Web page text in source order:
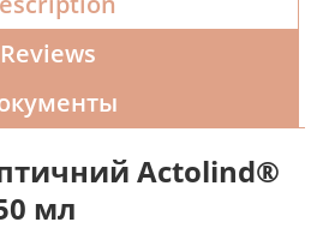
Reviews
Actolind®
мл